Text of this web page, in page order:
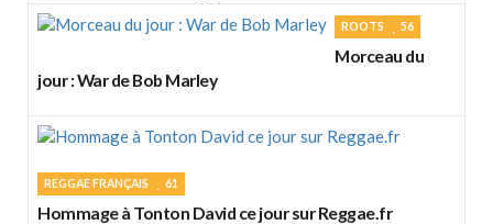
ROOTS 56
Morceau du
jour : War de Bob Marley
REGGAE FRANÇAIS 61
Hommage à Tonton David ce jour sur Reggae.fr